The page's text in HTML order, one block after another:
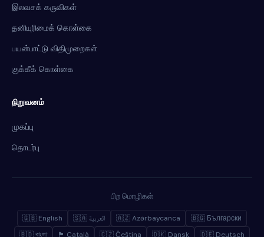
இலவசக் கருவிகள்
தனியுரிமைக் கொள்கை
பயன்பாட்டு விதிமுறைகள்
குக்கீக் கொள்கை
நிறுவனம்
முகப்பு
தொடர்பு
பிற மொழிகள்
🇬🇧 English 🇸🇦 العربية 🇦🇿 Azərbaycanca
🇧🇬 Български
🇧🇩 বাংলা
🏴 Català 🇨🇿 Čeština 🇩🇰 Dansk 🇩🇪 Deutsch